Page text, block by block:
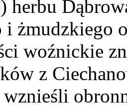
herbu
żmudzkiego
woźnickie
z